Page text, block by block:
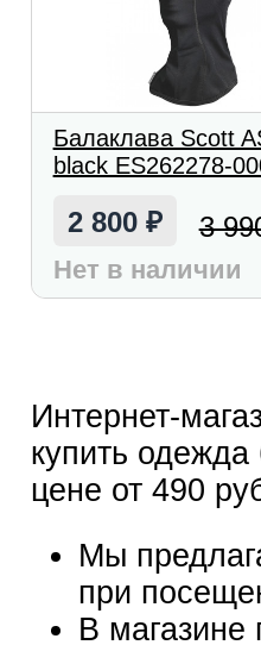
Балаклава Scott
black ES262278-
2 800 ₽ 3
Нет в наличии
Интернет-
купить
цене от 490
Мы
при
В магазине